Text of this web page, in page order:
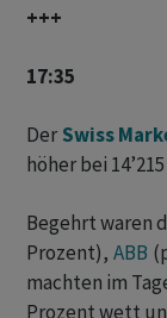
+++
17:35
Der Swiss
höher bei
Begehrt waren
Prozent), ABB
machten im
Prozent wett